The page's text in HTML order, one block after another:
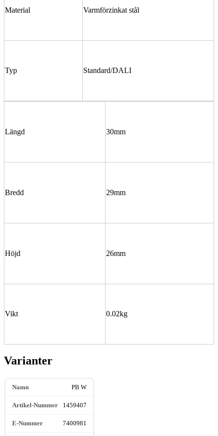
Material Varmförzinkat stål
Typ Standard/DALI
Längd 30mm
Bredd 29mm
Höjd 26mm
Vikt 0.02kg
Varianter
PB W
1459407
7400981